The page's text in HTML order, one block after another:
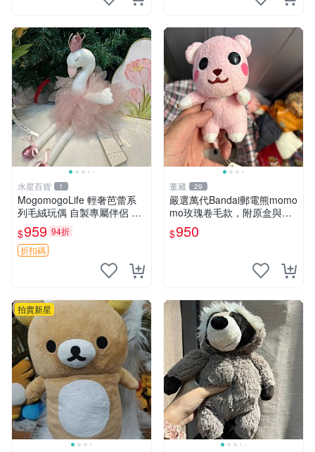
水星百貨 1
MogomogoLife 輕奢芭蕾系
列毛絨玩偶 自製專屬伴侶 帶
標牌全新成色 芭蕾系列 毛絨
玩偶 安撫玩具 新款上架
$959 94折
折扣碼
董藏 29
嚴選萬代Bandai郵電熊momo
mo玫瑰卷毛款，附原盒與吊
牌，粉嫩可愛入手即柔軟～
玫瑰卷毛 郵電熊 正品
$950
拍賣新星